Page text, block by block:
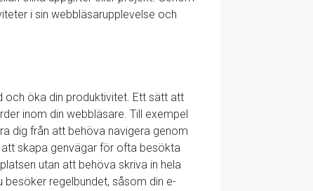
i sin webbläsarupplevelse och
och öka din produktivitet. Ett sätt att
inom din webbläsare. Till exempel
dig från att behöva navigera genom
skapa genvägar för ofta besökta
utan att behöva skriva in hela
regelbundet, såsom din e-